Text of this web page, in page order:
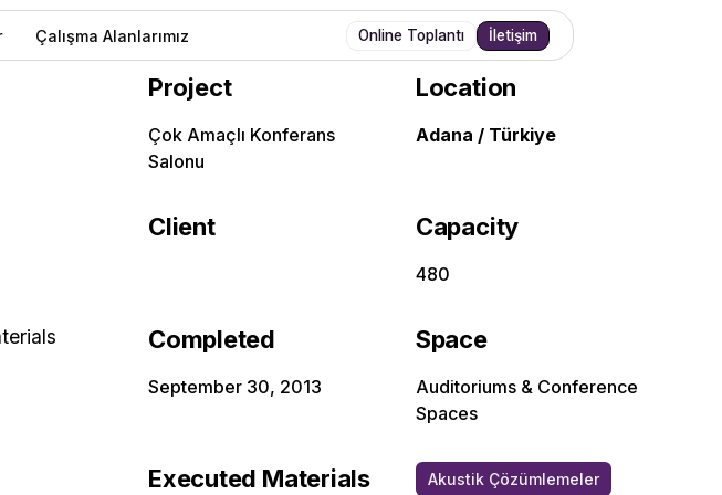
Çalışma Alanlarımız Online Toplantı İletişim
Project
Çok Amaçlı Konferans
Salonu
Location
Adana / Türkiye
Client Capacity
480
Completed
September 30, 2013
Space
Auditoriums & Conference
Spaces
Executed Materials Akustik Çözümlemeler